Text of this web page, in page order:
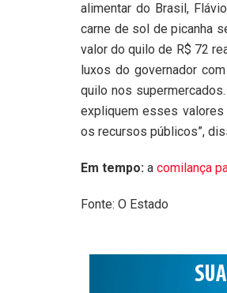
alimentar do Brasil,
carne de sol de picanha
valor do quilo de R$ 72
luxos do governador
quilo nos
expliquem esses
os recursos públicos”,
Em tempo: a comilança
Fonte: O Estado